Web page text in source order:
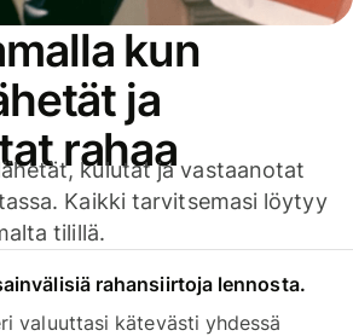
kun
ja
rahaa
kulutat ja vastaanotat
Kaikki tarvitsemasi löytyy
tilillä.
rahansiirtoja lennosta.
valuuttasi kätevästi yhdessä